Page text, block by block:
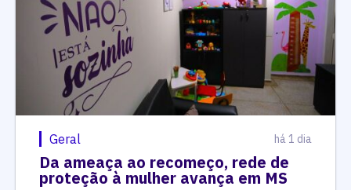
Geral há 1 dia
Da ameaça ao recomeço, rede de
proteção à mulher avança em MS